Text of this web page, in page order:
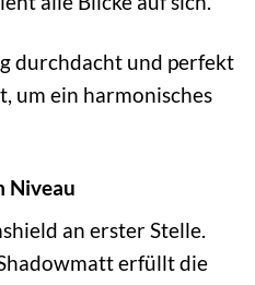
durchdacht und perfekt
um ein harmonisches
Niveau
an erster Stelle.
erfüllt die